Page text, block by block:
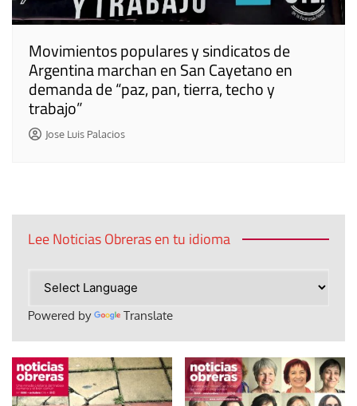
Movimientos populares y sindicatos de
Argentina marchan en San Cayetano en
demanda de “paz, pan, tierra, techo y
trabajo”
Jose Luis Palacios
Lee Noticias Obreras en tu idioma
Powered by Translate